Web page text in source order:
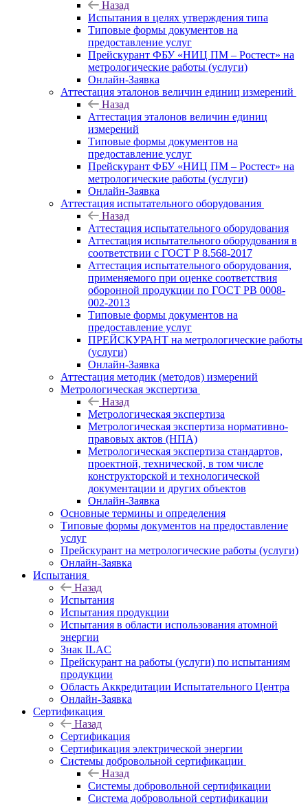
Назад
Испытания в целях утверждения типа
Типовые формы документов на
предоставление услуг
Прейскурант ФБУ «НИЦ ПМ – Ростест» на
метрологические работы (услуги)
Онлайн-Заявка
Аттестация эталонов величин единиц измерений
Назад
Аттестация эталонов величин единиц
измерений
Типовые формы документов на
предоставление услуг
Прейскурант ФБУ «НИЦ ПМ – Ростест» на
метрологические работы (услуги)
Онлайн-Заявка
Аттестация испытательного оборудования
Назад
Аттестация испытательного оборудования
Аттестация испытательного оборудования в
соответствии с ГОСТ Р 8.568-2017
Аттестация испытательного оборудования,
применяемого при оценке соответствия
оборонной продукции по ГОСТ РВ 0008-
002-2013
Типовые формы документов на
предоставление услуг
ПРЕЙСКУРАНТ на метрологические работы
(услуги)
Онлайн-Заявка
Аттестация методик (методов) измерений
Метрологическая экспертиза
Назад
Метрологическая экспертиза
Метрологическая экспертиза нормативно-
правовых актов (НПА)
Метрологическая экспертиза стандартов,
проектной, технической, в том числе
конструкторской и технологической
документации и других объектов
Онлайн-Заявка
Основные термины и определения
Типовые формы документов на предоставление
услуг
Прейскурант на метрологические работы (услуги)
Онлайн-Заявка
Испытания
Назад
Испытания
Испытания продукции
Испытания в области использования атомной
энергии
Знак ILAC
Прейскурант на работы (услуги) по испытаниям
продукции
Область Аккредитации Испытательного Центра
Онлайн-Заявка
Сертификация
Назад
Сертификация
Сертификация электрической энергии
Системы добровольной сертификации
Назад
Системы добровольной сертификации
Система добровольной сертификации